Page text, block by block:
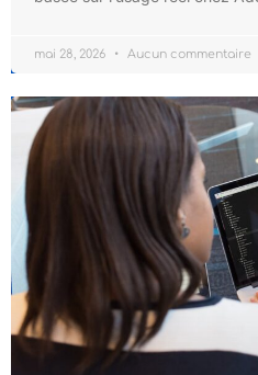
mai 28, 2026 Aucun commentaire